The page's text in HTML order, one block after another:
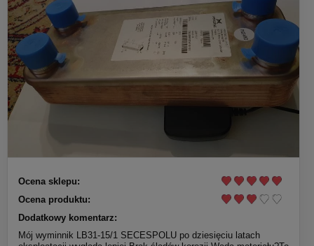
Ocena sklepu:
Ocena produktu:
Dodatkowy komentarz:
Mój wyminnik LB31-15/1 SECESPOLU po dziesięciu latach